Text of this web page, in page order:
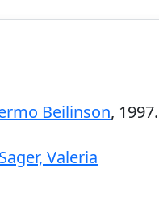
Beilinson, 1997
Sager, Valeria